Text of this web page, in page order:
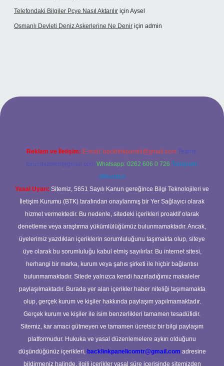
Telefondaki Bilgiler Pcye Nasıl Aktarılır için Aysel
Osmanlı Devleti Deniz Askerlerine Ne Denir için admin
giriş
Reklam ve İletişim: E-mail: backlinkpaneli@gmail.com Teams:
forumhizmeti@gmail.com Whatsapp: 0262 606 0 726 Telegram:
@karabul
Yasal Uyarı: Sitemiz, 5651 Sayılı Kanun gereğince Bilgi Teknolojileri ve
İletişim Kurumu (BTK) tarafından onaylanmış bir Yer Sağlayıcı olarak
hizmet vermektedir. Bu nedenle, sitedeki içerikleri proaktif olarak
denetleme veya araştırma yükümlülüğümüz bulunmamaktadır. Ancak,
üyelerimiz yazdıkları içeriklerin sorumluluğunu taşımakta olup, siteye
üye olarak bu sorumluluğu kabul etmiş sayılırlar. Bu internet sitesi,
herhangi bir marka, kurum veya şahıs şirketi ile hiçbir bağlantısı
bulunmamaktadır. Sitede yalnızca kendi hazırladığımız makaleler
paylaşılmaktadır. Burada yer alan içerikler haber niteliği taşımamakta
olup, gerçek kurum ve kişiler hakkında paylaşım yapılmamaktadır.
Gerçek kurum ve kişiler ile isim benzerlikleri tamamen tesadüfidir.
Sitemiz, kar amacı gütmeyen ve tamamen ücretsiz bir bilgi paylaşım
platformudur. Hukuka ve yasal düzenlemelere aykırı olduğunu
düşündüğünüz içerikleri, backlinkpanelicomtr@gmail.com adresine
bildirmeniz halinde, ilgili içerikler yasal süre içerisinde sitemizden